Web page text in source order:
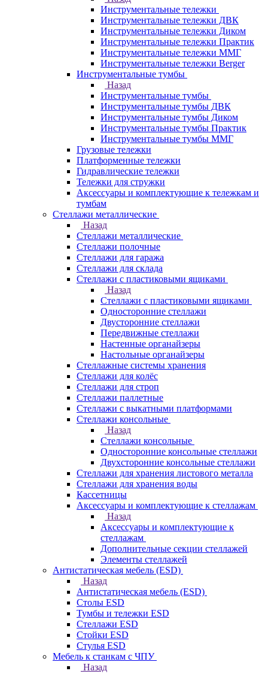
Инструментальные тележки
Инструментальные тележки ДВК
Инструментальные тележки Диком
Инструментальные тележки Практик
Инструментальные тележки ММГ
Инструментальные тележки Berger
Инструментальные тумбы
Назад
Инструментальные тумбы
Инструментальные тумбы ДВК
Инструментальные тумбы Диком
Инструментальные тумбы Практик
Инструментальные тумбы ММГ
Грузовые тележки
Платформенные тележки
Гидравлические тележки
Тележки для стружки
Аксесcуары и комплектующие к тележкам и
тумбам
Стеллажи металлические
Назад
Стеллажи металлические
Стеллажи полочные
Стеллажи для гаража
Стеллажи для склада
Стеллажи с пластиковыми ящиками
Назад
Стеллажи с пластиковыми ящиками
Односторонние стеллажи
Двусторонние стеллажи
Передвижные стеллажи
Настенные органайзеры
Настольные органайзеры
Стеллажные системы хранения
Стеллажи для колёс
Стеллажи для строп
Стеллажи паллетные
Стеллажи с выкатными платформами
Стеллажи консольные
Назад
Стеллажи консольные
Односторонние консольные стеллажи
Двухсторонние консольные стеллажи
Стеллажи для хранения листового металла
Стеллажи для хранения воды
Кассетницы
Аксесcуары и комплектующие к стеллажам
Назад
Аксесcуары и комплектующие к
стеллажам
Дополнительные секции стеллажей
Элементы стеллажей
Антистатическая мебель (ESD)
Назад
Антистатическая мебель (ESD)
Столы ESD
Тумбы и тележки ESD
Стеллажи ESD
Стойки ESD
Стулья ESD
Мебель к станкам с ЧПУ
Назад